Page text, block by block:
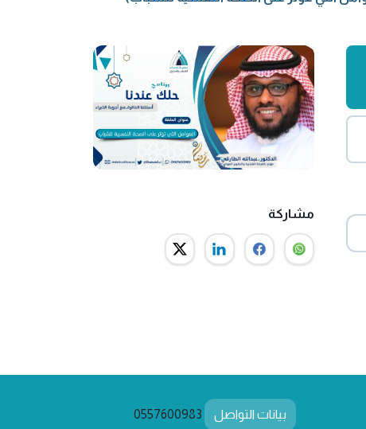
مشاركة
بيانات التواصل 0557600983